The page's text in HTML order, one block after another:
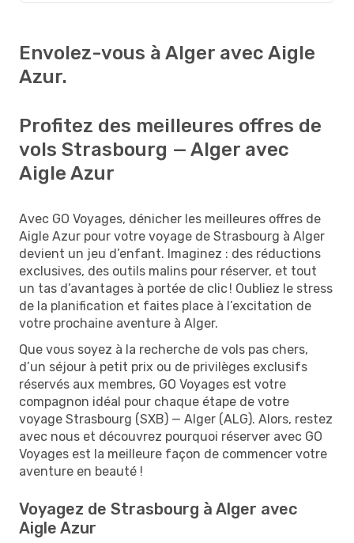
Envolez-vous à Alger avec Aigle
Azur.
Profitez des meilleures offres de
vols Strasbourg — Alger avec
Aigle Azur
Avec GO Voyages, dénicher les meilleures offres de
Aigle Azur pour votre voyage de Strasbourg à Alger
devient un jeu d’enfant. Imaginez : des réductions
exclusives, des outils malins pour réserver, et tout
un tas d’avantages à portée de clic ! Oubliez le stress
de la planification et faites place à l’excitation de
votre prochaine aventure à Alger.
Que vous soyez à la recherche de vols pas chers,
d’un séjour à petit prix ou de privilèges exclusifs
réservés aux membres, GO Voyages est votre
compagnon idéal pour chaque étape de votre
voyage Strasbourg (SXB) — Alger (ALG). Alors, restez
avec nous et découvrez pourquoi réserver avec GO
Voyages est la meilleure façon de commencer votre
aventure en beauté !
Voyagez de Strasbourg à Alger avec
Aigle Azur